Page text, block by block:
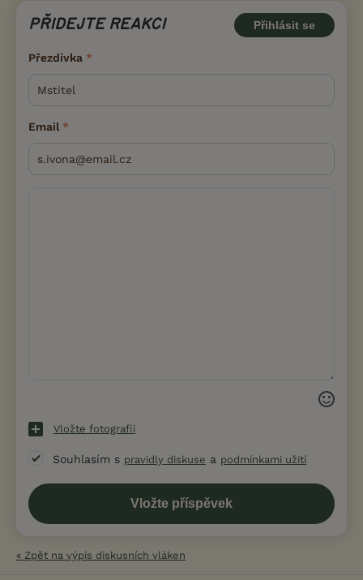
PŘIDEJTE REAKCI Přihlásit se
Přezdívka
Email
Vložte fotografii
Souhlasím s pravidly diskuse a podmínkami užití
« Zpět na výpis diskusních vláken